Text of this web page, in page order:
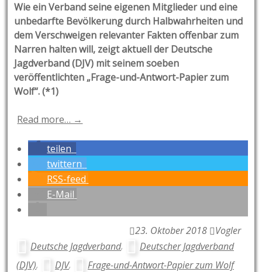
Wie ein Verband seine eigenen Mitglieder und eine
unbedarfte Bevölkerung durch Halbwahrheiten und
dem Verschweigen relevanter Fakten offenbar zum
Narren halten will, zeigt aktuell der Deutsche
Jagdverband (DJV) mit seinem soeben
veröffentlichten „Frage-und-Antwort-Papier zum
Wolf“. (*1)
Read more… →
teilen
twittern
RSS-feed
E-Mail
23. Oktober 2018
Vogler
Deutsche Jagdverband,
Deutscher Jagdverband
(DJV), DJV, Frage-und-Antwort-Papier zum Wolf